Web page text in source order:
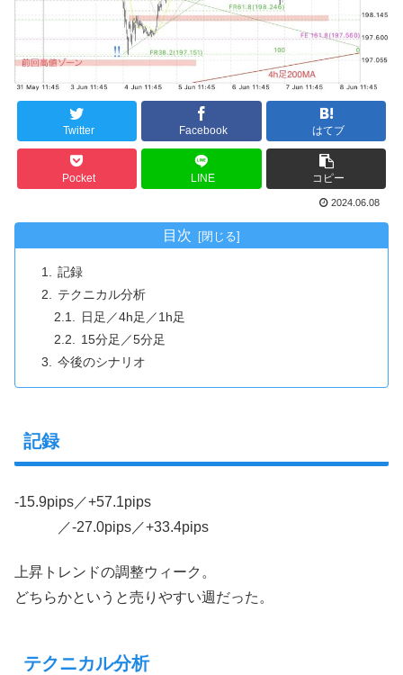
Twitter Facebook はてブ
Pocket LINE コピー
2024.06.08
目次
記録
テクニカル分析
日足／4h足／1h足
15分足／5分足
今後のシナリオ
記録
-15.9pips／+57.1pips
／-27.0pips／+33.4pips
上昇トレンドの調整ウィーク。
どちらかというと売りやすい週だった。
テクニカル分析